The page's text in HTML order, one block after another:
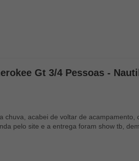
Gt 3/4 Pessoas -
chuva, acabei de voltar de
pelo site e a entrega foram show tb,